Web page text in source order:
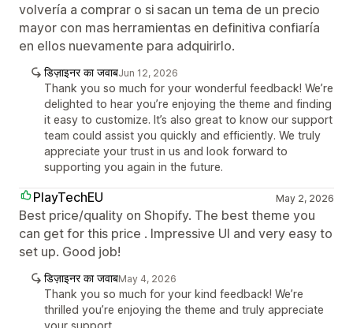
volvería a comprar o si sacan un tema de un precio
mayor con mas herramientas en definitiva confiaría
en ellos nuevamente para adquirirlo.
डिज़ाइनर का जवाबJun 12, 2026
Thank you so much for your wonderful feedback! We’re
delighted to hear you’re enjoying the theme and finding
it easy to customize. It’s also great to know our support
team could assist you quickly and efficiently. We truly
appreciate your trust in us and look forward to
supporting you again in the future.
PlayTechEU May 2, 2026
Best price/quality on Shopify. The best theme you
can get for this price . Impressive UI and very easy to
set up. Good job!
डिज़ाइनर का जवाबMay 4, 2026
Thank you so much for your kind feedback! We’re
thrilled you’re enjoying the theme and truly appreciate
your support.